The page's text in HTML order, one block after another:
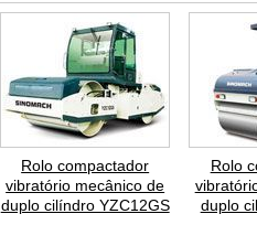
Rolo compactador
vibratório mecânico de
duplo cilíndro YZC12GS
Rolo
duplo